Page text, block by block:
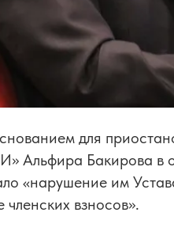
для
Бакирова в
«нарушение им
взносов».